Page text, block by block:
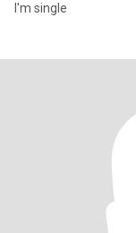
I'm single